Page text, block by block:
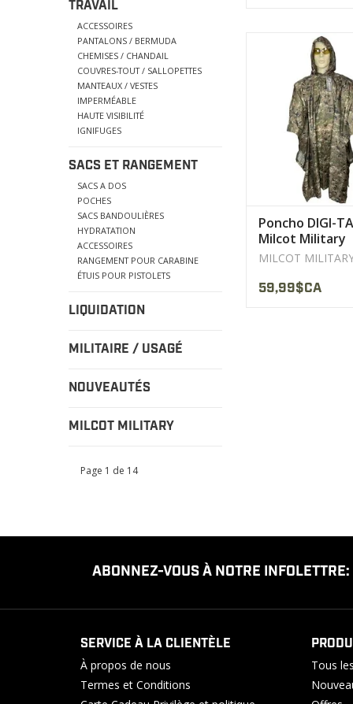
TRAVAIL
ACCESSOIRES
PANTALONS / BERMUDA
CHEMISES / CHANDAIL
COUVRES-TOUT / SALLOPETTES
MANTEAUX / VESTES
IMPERMÉABLE
HAUTE VISIBILITÉ
IGNIFUGES
SACS ET RANGEMENT
SACS A DOS
POCHES
SACS BANDOULIÈRES
HYDRATATION
ACCESSOIRES
RANGEMENT POUR CARABINE
ÉTUIS POUR PISTOLETS
LIQUIDATION
MILITAIRE / USAGÉ
NOUVEAUTÉS
MILCOT MILITARY
Micro RipStop
Tissu Ripstop qui
aux
AFFICHER LE
Poncho DIGI-
Milcot Military
Products
MILCOT
59,99$CA
Page 1 de 14
ABONNEZ-VOUS À NOTRE INFOLETTRE:
SERVICE À LA CLIENTÈLE
À propos de nous
Termes et Conditions
Tous